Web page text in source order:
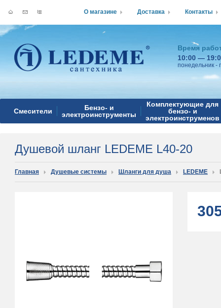
Время
10:00 —
понедельник -
Смесители
Бензо- и
электроинструменты
Комплектующие для
бензо- и
электроинструменов
Душевой шланг LEDEME L40-20
Главная Душевые системы Шланги для душа LEDEME
О магазине Доставка Контакты